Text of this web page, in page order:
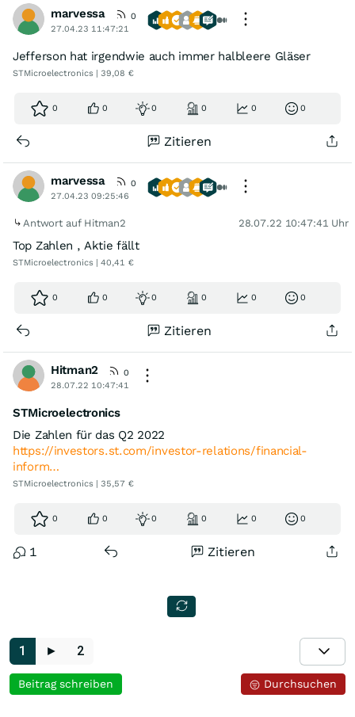
marvessa
0
27.04.23 11:47:21
Jefferson hat irgendwie auch immer halbleere Gläser
STMicroelectronics | 39,08 €
0 0 0 0 0 0
Zitieren
marvessa
0
27.04.23 09:25:46
Antwort auf Hitman2 28.07.22 10:47:41 Uhr
Top Zahlen , Aktie fällt
STMicroelectronics | 40,41 €
0 0 0 0 0 0
Zitieren
Hitman2
0
28.07.22 10:47:41
STMicroelectronics
Die Zahlen für das Q2 2022
https://investors.st.com/investor-relations/financial-
inform…
STMicroelectronics | 35,57 €
0 0 0 0 0 0
1 Zitieren
1 ► 2
Durchsuchen
Beitrag schreiben